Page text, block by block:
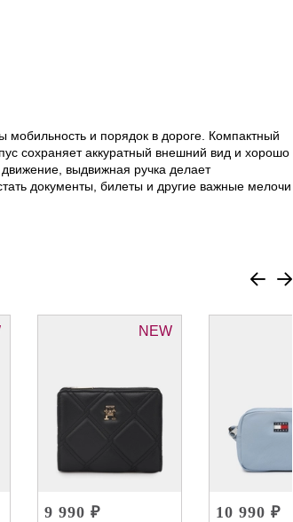
и порядок в дороге. Компактный
сохраняет аккуратный внешний вид и хорошо
выдвижная ручка делает
документы, билеты и другие важные мелочи
NEW
9 990 ₽ 10 990 ₽